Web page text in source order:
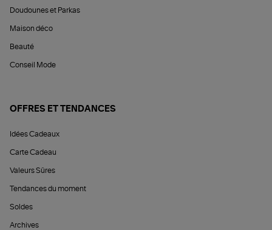
Doudounes et Parkas
Maison déco
Beauté
Conseil Mode
OFFRES ET TENDANCES
Idées Cadeaux
Carte Cadeau
Valeurs Sûres
Tendances du moment
Soldes
Archives